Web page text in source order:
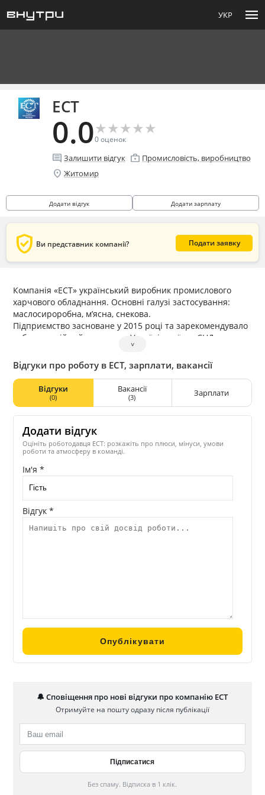
УКР menu
ЕСТ
0.0★
★★
★★
★★
★★
★
0оценок
comment Залишити відгук enterprise Промисловість, виробництво
location_on Житомир
Додати відгук Додати зарплату
verified_user Ви представник компанії? Подати заявку
Компанія «ЕСТ» український виробник промислового
харчового обладнання. Основні галузі застосування:
маслосироробна, м’ясна, снекова.
Підприємство засноване у 2015 році та зарекомендувало
себе як надійний партнер в Україні, країнах СНД та
˅
Відгуки про роботу в ЕСТ, зарплати, вакансії
Відгуки
(0)
Вакансії
(3) Зарплати
Додати відгук
Оцініть роботодавця ЕСТ: розкажіть про плюси, мінуси, умови
роботи та атмосферу в команді.
Ім'я *
Відгук *
🔔 Сповіщення про нові відгуки про компанію ЕСТ
Отримуйте на пошту одразу після публікації
Без спаму. Відписка в 1 клік.